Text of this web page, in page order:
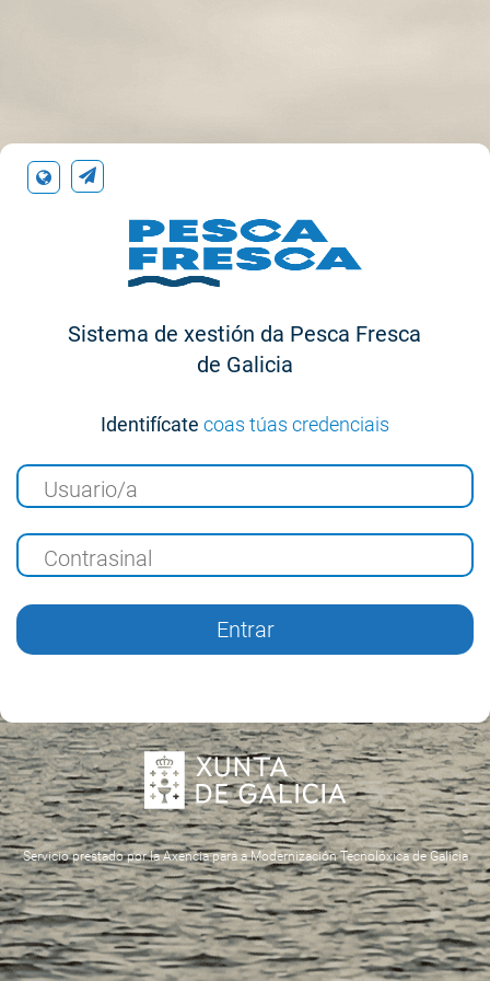
CAS
Xunta
Contacto
Sistema de xestión da Pesca Fresca
de Galicia
Identifícate coas túas credenciais
EntrarEntrar
Servicio prestado por la Axencia para a Modernización Tecnolóxica de Galicia